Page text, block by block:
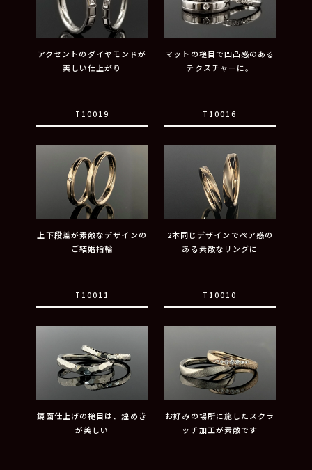
アクセントのダイヤモンドが
美しい仕上がり
T10019
マットの槌目で凹凸感のある
テクスチャーに。
T10016
上下段差が素敵なデザインの
ご結婚指輪
T10011
2本同じデザインでペア感の
ある素敵なリングに
T10010
鏡面仕上げの槌目は、煌めき
が美しい
お好みの場所に施したスクラ
ッチ加工が素敵です